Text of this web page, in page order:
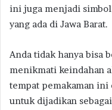
ini juga menjadi
yang ada di Jawa Barat.
Anda tidak hanya bisa
menikmati keindahan
tempat pemakaman
untuk dijadikan